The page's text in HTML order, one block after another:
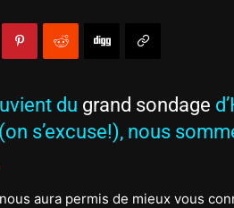
du grand sondage
s’excuse!), nous
aura permis de mieux vous